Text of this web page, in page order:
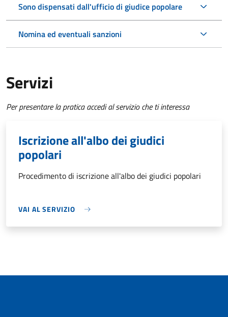
Sono dispensati dall'ufficio di giudice popolare
Nomina ed eventuali sanzioni
Servizi
Per presentare la pratica accedi al servizio che ti interessa
Iscrizione all'albo dei giudici
popolari
Procedimento di iscrizione all'albo dei giudici popolari
VAI AL SERVIZIO